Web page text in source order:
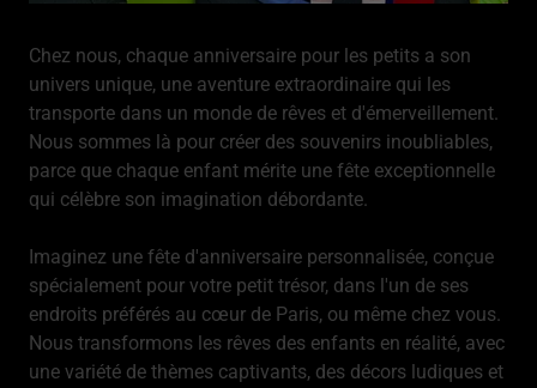
Chez nous, chaque anniversaire pour les petits a son
univers unique, une aventure extraordinaire qui les
transporte dans un monde de rêves et d'émerveillement.
Nous sommes là pour créer des souvenirs inoubliables,
parce que chaque enfant mérite une fête exceptionnelle
qui célèbre son imagination débordante.
Imaginez une fête d'anniversaire personnalisée, conçue
spécialement pour votre petit trésor, dans l'un de ses
endroits préférés au cœur de Paris, ou même chez vous.
Nous transformons les rêves des enfants en réalité, avec
une variété de thèmes captivants, des décors ludiques et